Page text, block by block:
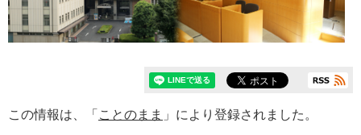
この情報は、「 ことのまま 」により登録されました。